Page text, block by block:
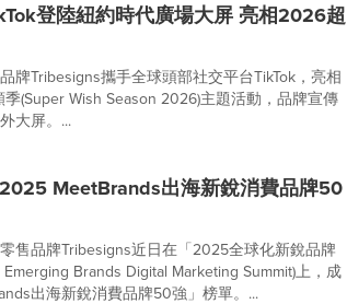
登陸紐約時代廣場大屏 亮相2026超
牌Tribesigns攜手全球頭部社交平台TikTok，亮相
(Super Wish Season 2026)主題活動，品牌宣傳
大屏。...
MeetBrands出海新銳消費品牌50
售品牌Tribesigns近日在「2025全球化新銳品牌
Brands Digital Marketing Summit)上，成
出海新銳消費品牌50強」榜單。...